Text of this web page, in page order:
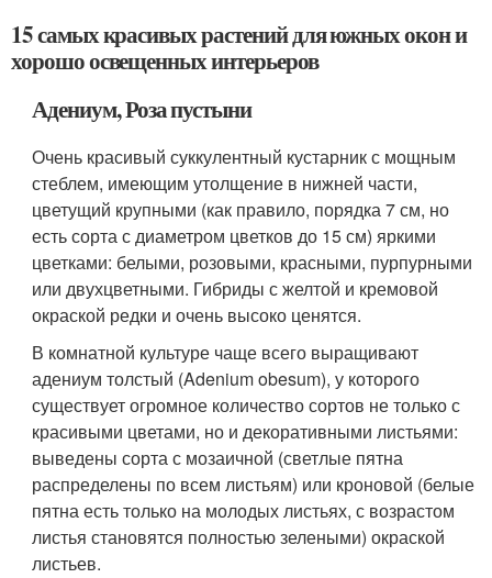
15 самых красивых растений для южных окон и
хорошо освещенных интерьеров
Адениум, Роза пустыни
Очень красивый суккулентный кустарник с мощным
стеблем, имеющим утолщение в нижней части,
цветущий крупными (как правило, порядка 7 см, но
есть сорта с диаметром цветков до 15 см) яркими
цветками: белыми, розовыми, красными, пурпурными
или двухцветными. Гибриды с желтой и кремовой
окраской редки и очень высоко ценятся.
В комнатной культуре чаще всего выращивают
адениум толстый (Adenium obesum), у которого
существует огромное количество сортов не только с
красивыми цветами, но и декоративными листьями:
выведены сорта с мозаичной (светлые пятна
распределены по всем листьям) или кроновой (белые
пятна есть только на молодых листьях, с возрастом
листья становятся полностью зелеными) окраской
листьев.